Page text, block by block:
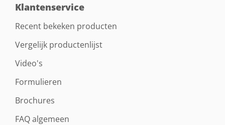
Klantenservice
Recent bekeken producten
Vergelijk productenlijst
Video's
Formulieren
Brochures
FAQ algemeen